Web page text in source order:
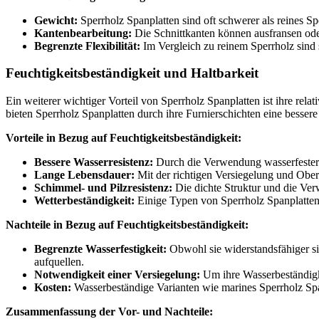
Gewicht: Sperrholz Spanplatten sind oft schwerer als reines
Kantenbearbeitung: Die Schnittkanten können ausfransen
Begrenzte Flexibilität: Im Vergleich zu reinem Sperrholz
Feuchtigkeitsbeständigkeit und Haltbarkeit
Ein weiterer wichtiger Vorteil von Sperrholz Spanplatten ist ihre
bieten Sperrholz Spanplatten durch ihre Furnierschichten eine
Vorteile in Bezug auf Feuchtigkeitsbeständigkeit:
Bessere Wasserresistenz: Durch die Verwendung
Lange Lebensdauer: Mit der richtigen Versiegelung und
Schimmel- und Pilzresistenz: Die dichte Struktur und die
Wetterbeständigkeit: Einige Typen von Sperrholz
Nachteile in Bezug auf Feuchtigkeitsbeständigkeit:
Begrenzte Wasserfestigkeit: Obwohl sie widerstandsfähiger
aufquellen.
Notwendigkeit einer Versiegelung: Um ihre
Kosten: Wasserbeständige Varianten wie marines Sperrholz
Zusammenfassung der Vor- und Nachteile: